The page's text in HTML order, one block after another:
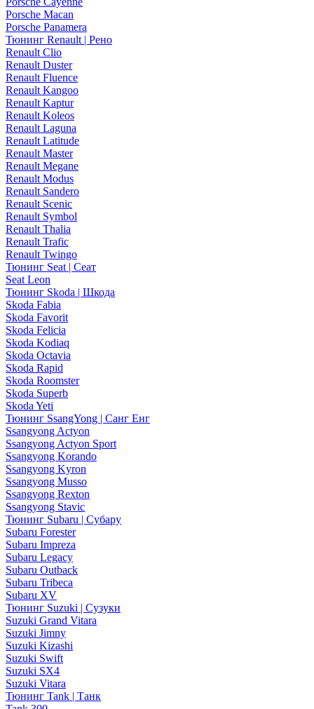
Porsche Macan
Porsche Panamera
Тюнинг Renault | Рено
Renault Clio
Renault Duster
Renault Fluence
Renault Kangoo
Renault Kaptur
Renault Koleos
Renault Laguna
Renault Latitude
Renault Master
Renault Megane
Renault Modus
Renault Sandero
Renault Scenic
Renault Symbol
Renault Thalia
Renault Trafic
Renault Twingo
Тюнинг Seat | Сеат
Seat Leon
Тюнинг Skoda | Шкода
Skoda Fabia
Skoda Favorit
Skoda Felicia
Skoda Kodiaq
Skoda Octavia
Skoda Rapid
Skoda Roomster
Skoda Superb
Skoda Yeti
Тюнинг SsangYong | Санг Енг
Ssangyong Actyon
Ssangyong Actyon Sport
Ssangyong Korando
Ssangyong Kyron
Ssangyong Musso
Ssangyong Rexton
Ssangyong Stavic
Тюнинг Subaru | Субару
Subaru Forester
Subaru Impreza
Subaru Legacy
Subaru Outback
Subaru Tribeca
Subaru XV
Тюнинг Suzuki | Сузуки
Suzuki Grand Vitara
Suzuki Jimny
Suzuki Kizashi
Suzuki Swift
Suzuki SX4
Suzuki Vitara
Тюнинг Tank | Танк